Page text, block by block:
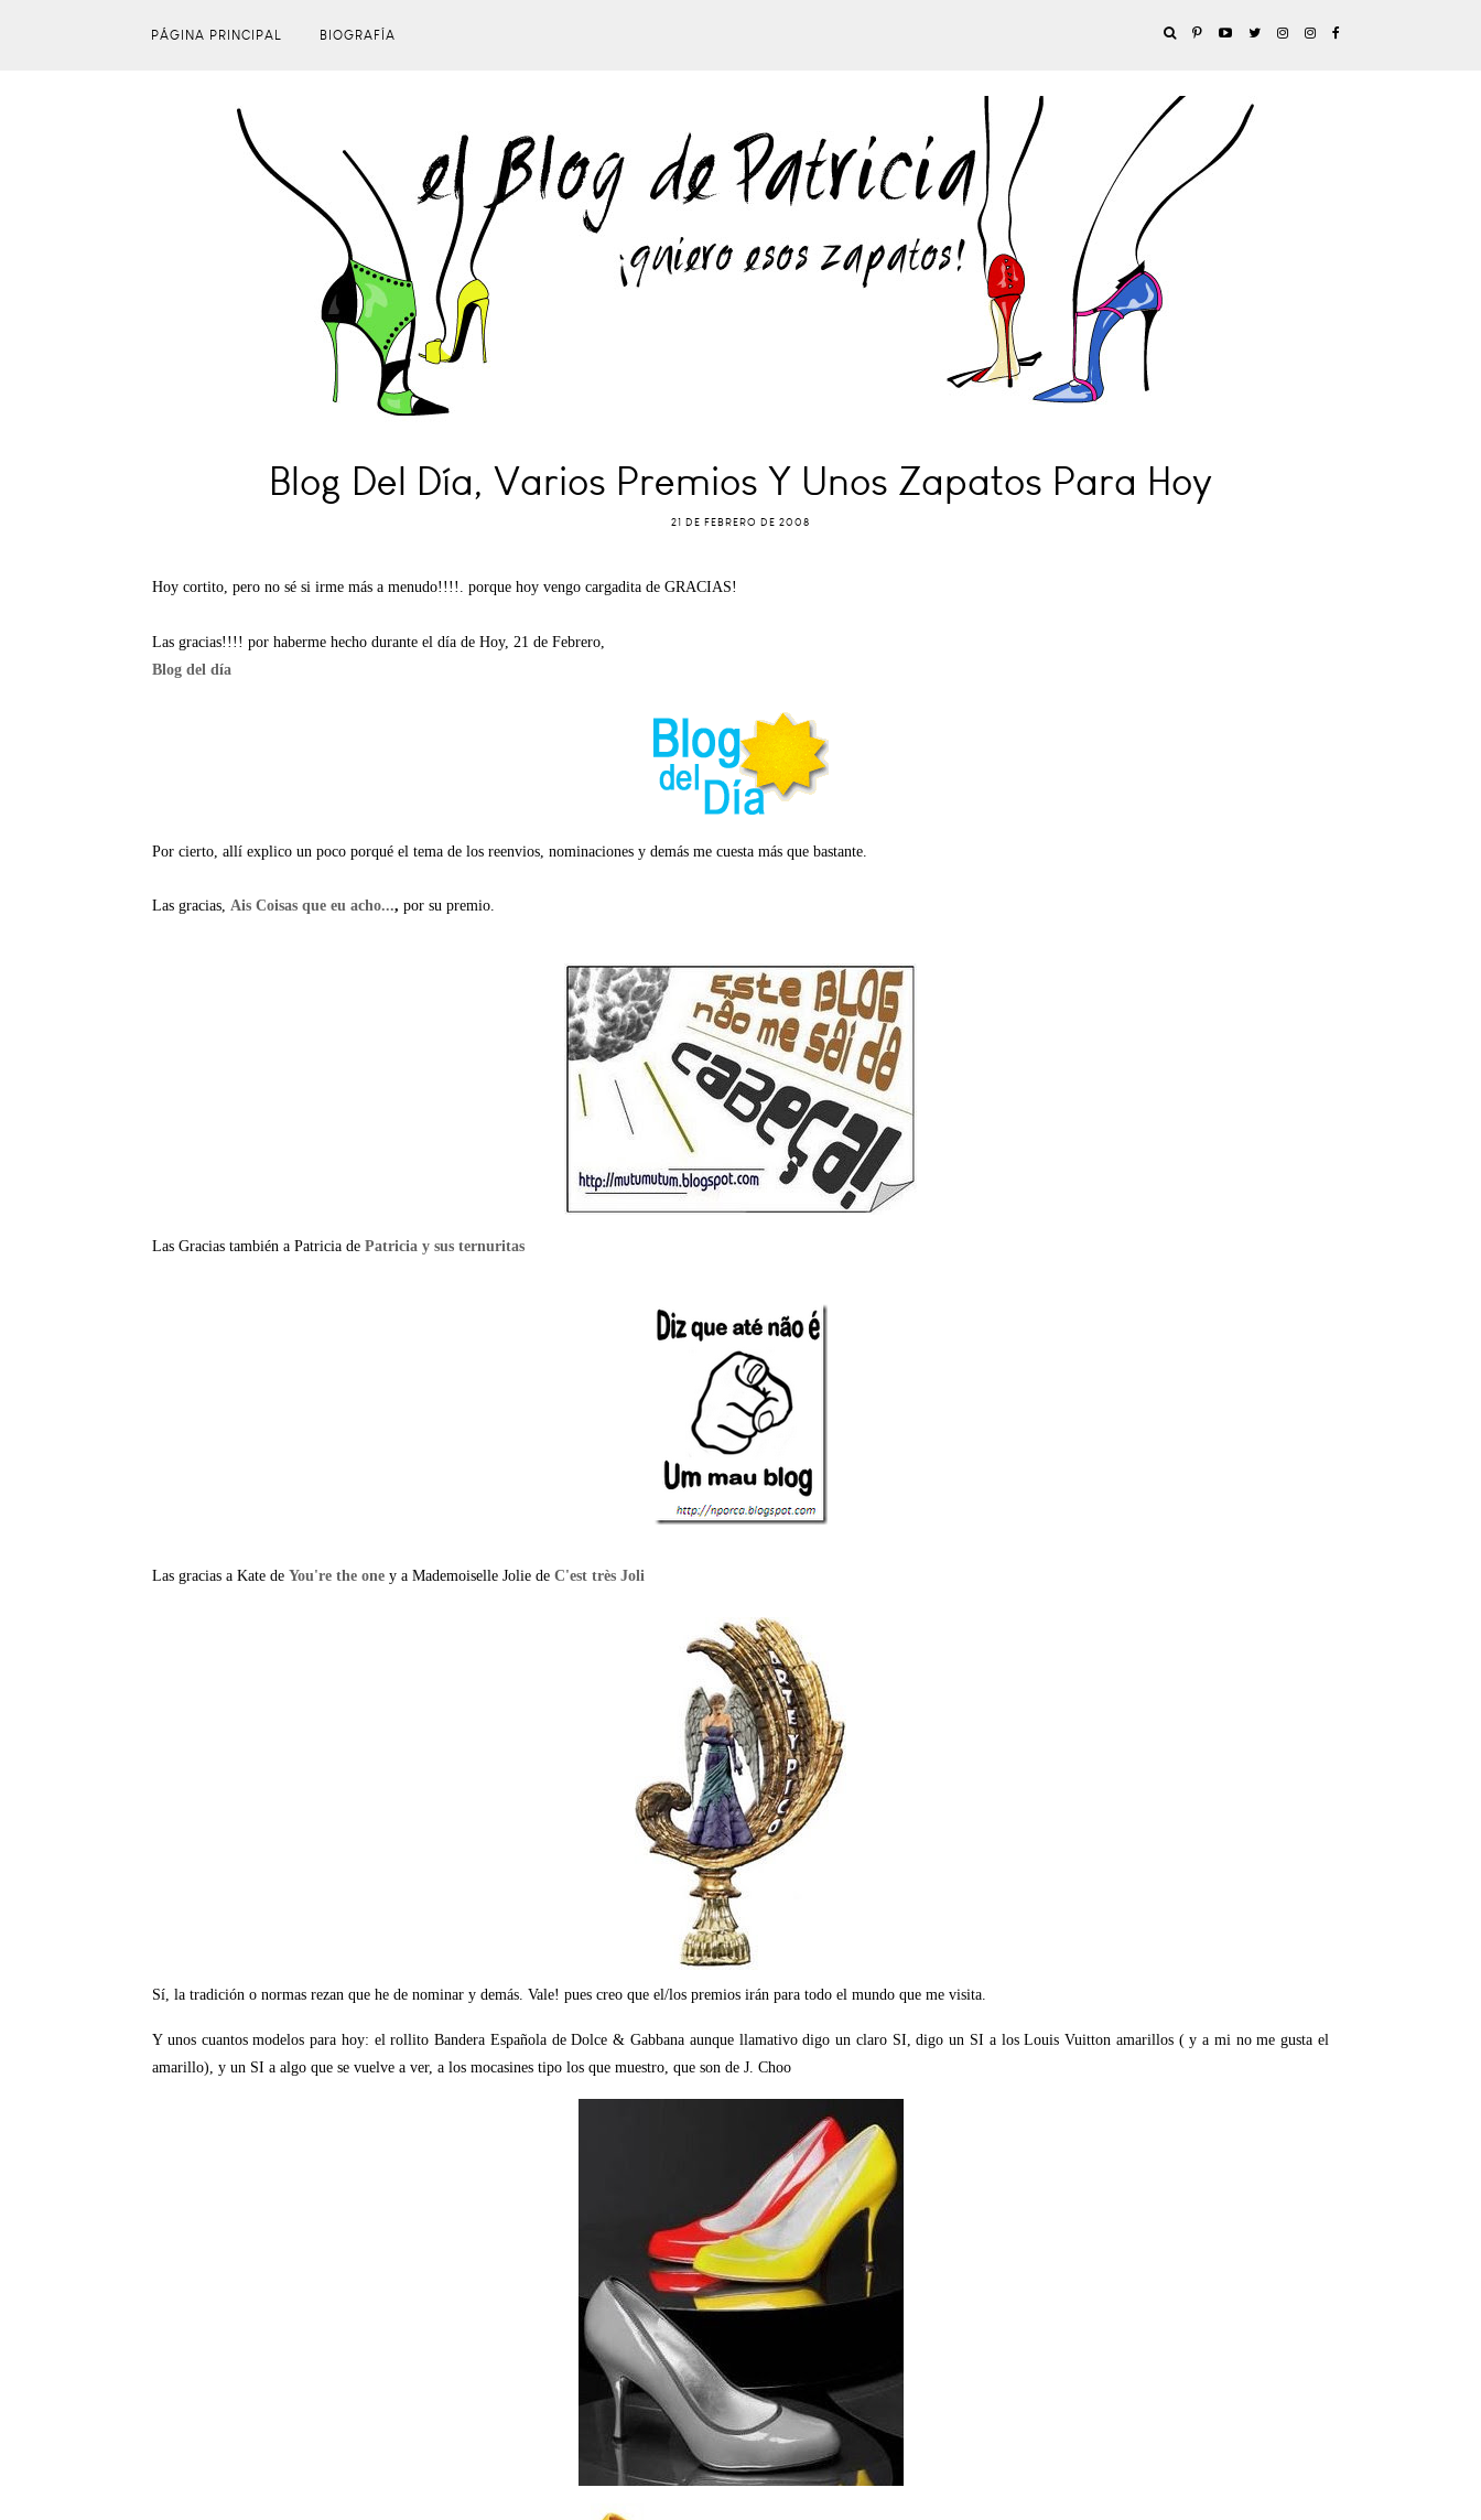
PÁGINA PRINCIPAL BIOGRAFÍA
Blog Del Día, Varios Premios Y Unos Zapatos Para Hoy
21 DE FEBRERO DE 2008
Hoy cortito, pero no sé si irme más a menudo!!!!. porque hoy vengo cargadita de GRACIAS!
Las gracias!!!! por haberme hecho durante el día de Hoy, 21 de Febrero,
Blog del día
Por cierto, allí explico un poco porqué el tema de los reenvios, nominaciones y demás me cuesta más que bastante.
Las gracias, Ais Coisas que eu acho..., por su premio.
Las Gracias también a Patricia de Patricia y sus ternuritas
Las gracias a Kate de You're the one y a Mademoiselle Jolie de C'est très Joli
Sí, la tradición o normas rezan que he de nominar y demás. Vale! pues creo que el/los premios irán para todo el mundo que me visita.
Y unos cuantos modelos para hoy: el rollito Bandera Española de Dolce & Gabbana aunque llamativo digo un claro SI, digo un SI a los Louis Vuitton amarillos ( y a mi no me gusta el
amarillo), y un SI a algo que se vuelve a ver, a los mocasines tipo los que muestro, que son de J. Choo